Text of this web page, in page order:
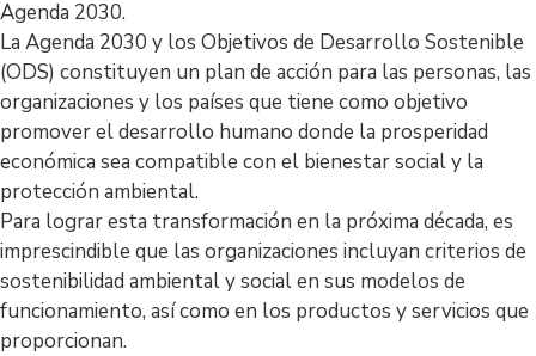
Agenda 2030.
La Agenda 2030 y los Objetivos de Desarrollo Sostenible
(ODS) constituyen un plan de acción para las personas, las
organizaciones y los países que tiene como objetivo
promover el desarrollo humano donde la prosperidad
económica sea compatible con el bienestar social y la
protección ambiental.
Para lograr esta transformación en la próxima década, es
imprescindible que las organizaciones incluyan criterios de
sostenibilidad ambiental y social en sus modelos de
funcionamiento, así como en los productos y servicios que
proporcionan.